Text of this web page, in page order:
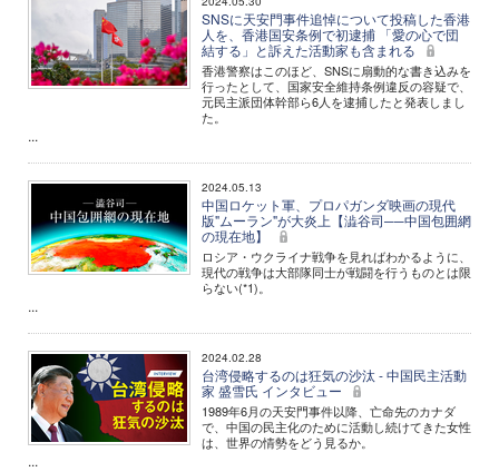
SNSに天安門事件追悼について投稿した香港
人を、香港国安条例で初逮捕 「愛の心で団
結する」と訴えた活動家も含まれる
香港警察はこのほど、SNSに扇動的な書き込みを
行ったとして、国家安全維持条例違反の容疑で、
元民主派団体幹部ら6人を逮捕したと発表しまし
た。
...
2024.05.13
中国ロケット軍、プロパガンダ映画の現代
版"ムーラン"が大炎上【澁谷司──中国包囲網
の現在地】
ロシア・ウクライナ戦争を見ればわかるように、
現代の戦争は大部隊同士が戦闘を行うものとは限
らない(*1)。
...
2024.02.28
台湾侵略するのは狂気の沙汰 - 中国民主活動
家 盛雪氏 インタビュー
1989年6月の天安門事件以降、亡命先のカナダ
で、中国の民主化のために活動し続けてきた女性
は、世界の情勢をどう見るか。
...